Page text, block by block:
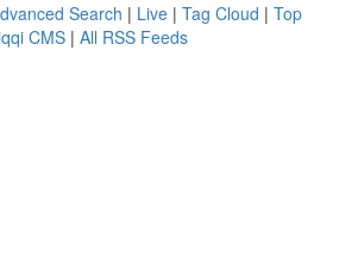
Search | Live | Tag Cloud | Top
CMS | All RSS Feeds